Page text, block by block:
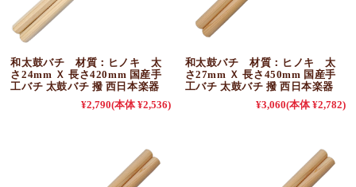
和太鼓バチ 材質：ヒノキ 太
さ24mm Ｘ 長さ420mm 国産手
工バチ 太鼓バチ 撥 西日本楽器
¥2,790(本体 ¥2,536)
和太鼓バチ 材質：ヒノキ 太
さ27mm Ｘ 長さ450mm 国産手
工バチ 太鼓バチ 撥 西日本楽器
¥3,060(本体 ¥2,782)